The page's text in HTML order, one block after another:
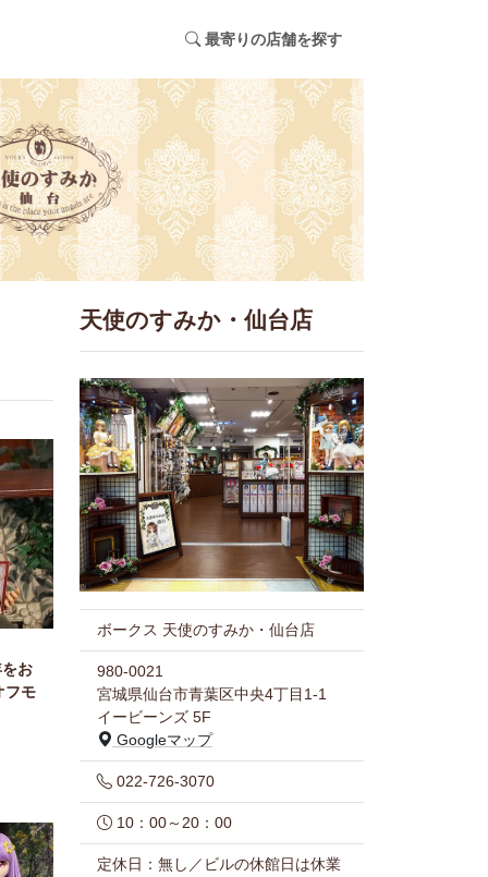
最寄りの店舗を探す
お
フモ
天使のすみか・仙台店
ボークス 天使のすみか・仙台店
980-0021
宮城県仙台市青葉区中央4丁目1-1
イービーンズ 5F
Googleマップ
022-726-3070
10：00～20：00
定休日：無し／ビルの休館日は休業